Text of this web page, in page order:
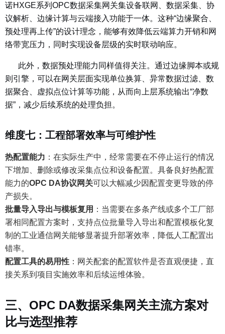
诺HXGE系列OPC数据采集网关集设备联网、数据采集、协
议解析、边缘计算与云端接入功能于一体。这种“边缘聚合、
预处理再上传”的设计理念，能够有效降低云端算力开销和网
络带宽压力，同时实现设备层级的实时联动响应。
此外，数据预处理能力同样值得关注。通过边缘脚本或规
则引擎，可以在网关层面实现单位换算、异常数据过滤、数
据聚合、虚拟点位计算等功能，从而向上层系统输出“净数
据”，减少后续系统的处理负担。
维度七：工程部署效率与可维护性
热配置能力 ： 在实际生产中，经常需要在不停止运行的情况
下增加、删除或修改采集点位和设备配置。具备良好热配置
能力的OPC DA协议网关可以大幅减少因配置变更导致的停
产损失。
批量导入导出与模板复用 ： 当需要在多条产线或多个工厂部
署相同配置方案时，支持点位批量导入导出和配置模板化复
制的工业通信网关能够显著提升部署效率，降低人工配置出
错率。
配置工具的易用性 ： 网关配套的配置软件是否直观便捷，直
接关系到项目实施效率和后续运维体验。
三、OPC DA数据采集网关主流方案对
比与选型推荐